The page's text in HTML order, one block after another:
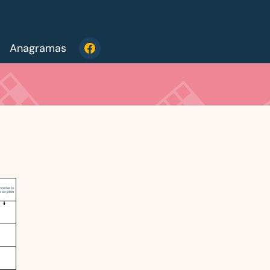
Anagramas
lo
se pide